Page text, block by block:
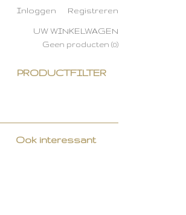
Inloggen Registreren
UW WINKELWAGEN
Geen producten (0)
PRODUCTFILTER
Ook interessant